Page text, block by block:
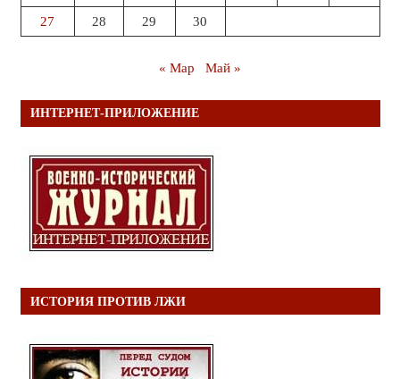
27 28 29 30
« Мар Май »
ИНТЕРНЕТ-ПРИЛОЖЕНИЕ
ИСТОРИЯ ПРОТИВ ЛЖИ